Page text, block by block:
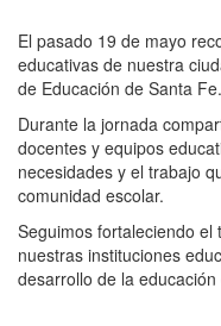
El pasado 19 de mayo
educativas de nuestra
de Educación de Santa Fe.
Durante la jornada
docentes y equipos
necesidades y el trabajo
comunidad escolar.
Seguimos fortaleciendo
nuestras instituciones
desarrollo de la